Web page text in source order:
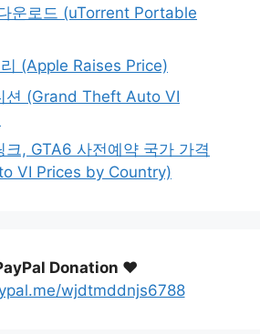
운로드 (uTorrent Portable
(Apple Raises Price)
션 (Grand Theft Auto VI
크, GTA6 사전예약 국가 가격
VI Prices by Country)
Donation ♥️
wjdtmddnjs6788